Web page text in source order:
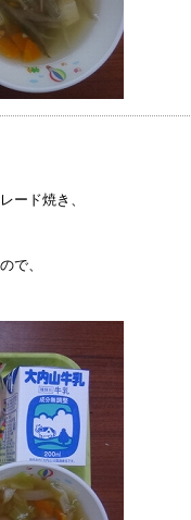
ての連絡
ールについての連絡
ード焼き、
で、